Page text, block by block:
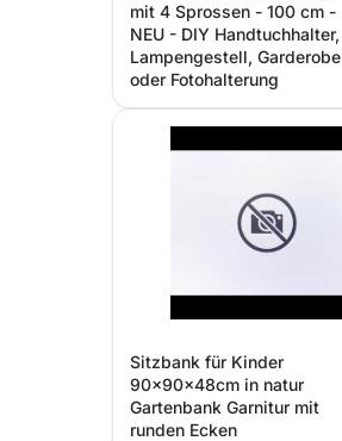
mit 4 Sprossen - 100 cm -
NEU - DIY Handtuchhalter,
Lampengestell, Garderobe
oder Fotohalterung
Sitzbank für Kinder
90x90x48cm in natur
Gartenbank Garnitur mit
runden Ecken